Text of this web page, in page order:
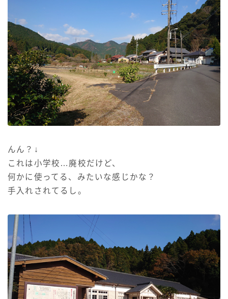
んん？↓
これは小学校…廃校だけど、
何かに使ってる、みたいな感じかな？
手入れされてるし。